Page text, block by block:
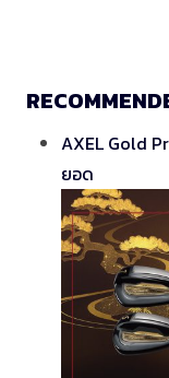
AXEL Gold
ยอด